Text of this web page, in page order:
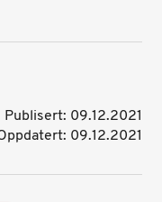
Publisert: 09.12.2021
09.12.2021